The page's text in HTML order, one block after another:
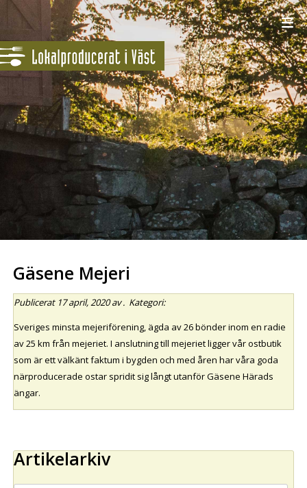
Gäsene Mejeri
Publicerat 17 april, 2020av. Kategori:
Sveriges minsta mejeriförening, ägda av 26 bönder inom en radie
av 25 km från mejeriet. I anslutning till mejeriet ligger vår ostbutik
som är ett välkänt faktum i bygden och med åren har våra goda
närproducerade ostar spridit sig långt utanför Gäsene Härads
ängar.
Artikelarkiv